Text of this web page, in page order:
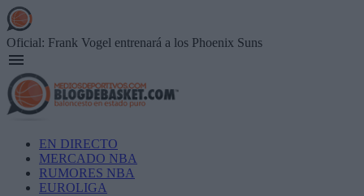
Skip
to
main
content
Oficial: Frank Vogel entrenará a los Phoenix Suns
Main
navigation
EN DIRECTO
MERCADO NBA
RUMORES NBA
EUROLIGA